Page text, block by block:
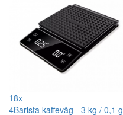
18x
4Barista kaffevåg - 3 kg / 0,1 g